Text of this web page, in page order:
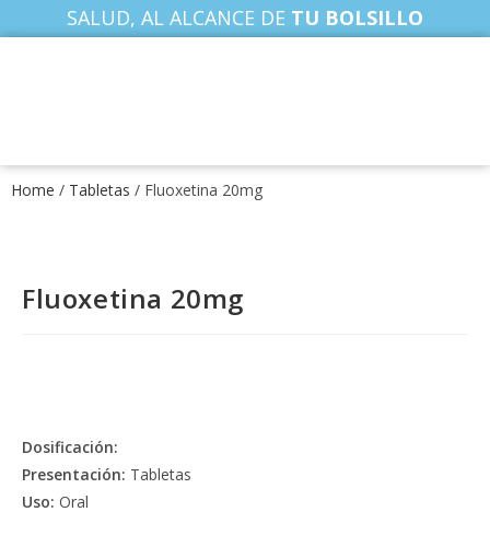
SALUD, AL ALCANCE DE TU BOLSILLO
Home / Tabletas / Fluoxetina 20mg
Fluoxetina 20mg
Dosificación:
Presentación: Tabletas
Uso: Oral